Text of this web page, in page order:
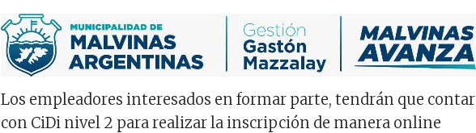
Los empleadores interesados en formar parte, tendrán que contar
con CiDi nivel 2 para realizar la inscripción de manera online